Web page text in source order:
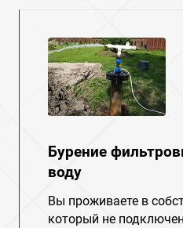
Бурение
воду
Вы проживаете в
который не